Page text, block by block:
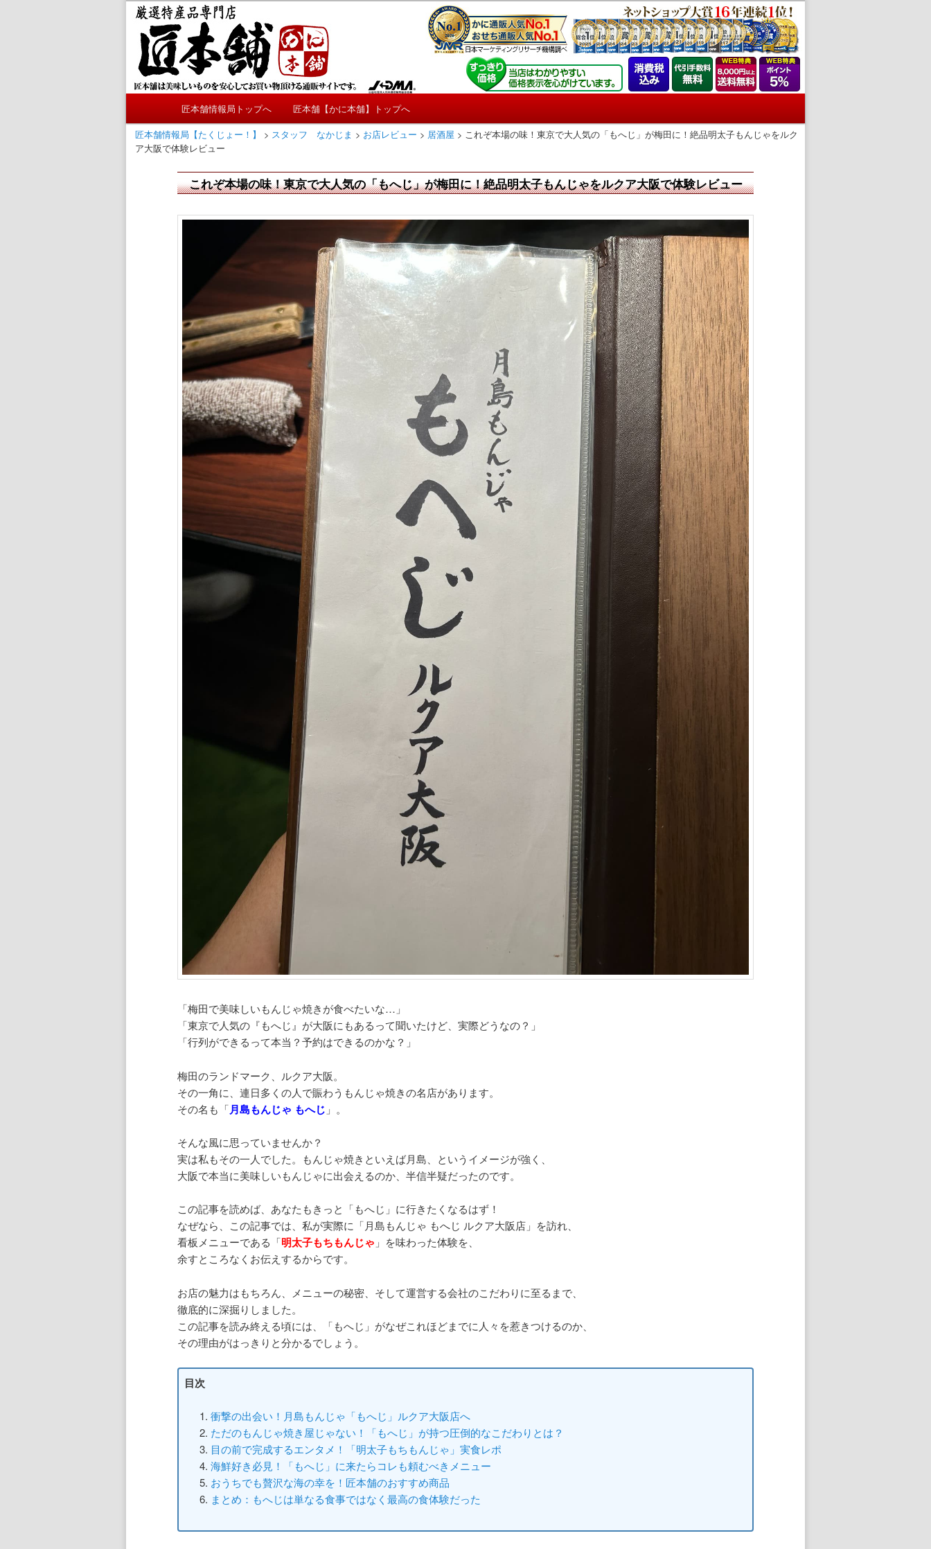
匠本舗情報局【たくじょー！】
かにやおせちについてのおもしろ情報や興味深い記事をお届けします。
ン
メ
イ
ン
コ
ン
ツ
へ
移
匠本舗情報局トップへ
匠本舗【かに本舗】トップへ
匠本舗情報局【たくじょー！】
> スタッフ なかじま > お店レビュー > 居酒屋 > これぞ本場の味！東京で大人気の「もへじ」が梅田に！絶品明太子もんじゃをルク
ア大阪で体験レビュー
これぞ本場の味！東京で大人気の「もへじ」が梅田に！絶品明太子もんじゃをルクア大阪で体験レビュー
「梅田で美味しいもんじゃ焼きが食べたいな…」
「東京で人気の『もへじ』が大阪にもあるって聞いたけど、実際どうなの？」
「行列ができるって本当？予約はできるのかな？」
梅田のランドマーク、ルクア大阪。
その一角に、連日多くの人で賑わうもんじゃ焼きの名店があります。
その名も「月島もんじゃ もへじ 」。
そんな風に思っていませんか？
実は私もその一人でした。もんじゃ焼きといえば月島、というイメージが強く、
大阪で本当に美味しいもんじゃに出会えるのか、半信半疑だったのです。
この記事を読めば、あなたもきっと「もへじ」に行きたくなるはず！
なぜなら、この記事では、私が実際に「月島もんじゃ もへじ ルクア大阪店」を訪れ、
看板メニューである「明太子もちもんじゃ 」を味わった体験を、
余すところなくお伝えするからです。
お店の魅力はもちろん、メニューの秘密、そして運営する会社のこだわりに至るまで、
徹底的に深掘りしました。
この記事を読み終える頃には、「もへじ」がなぜこれほどまでに人々を惹きつけるのか、
その理由がはっきりと分かるでしょう。
目次
衝撃の出会い！月島もんじゃ「もへじ」ルクア大阪店へ
ただのもんじゃ焼き屋じゃない！「もへじ」が持つ圧倒的なこだわりとは？
目の前で完成するエンタメ！「明太子もちもんじゃ」実食レポ
海鮮好き必見！「もへじ」に来たらコレも頼むべきメニュー
おうちでも贅沢な海の幸を！匠本舗のおすすめ商品
まとめ：もへじは単なる食事ではなく最高の食体験だった